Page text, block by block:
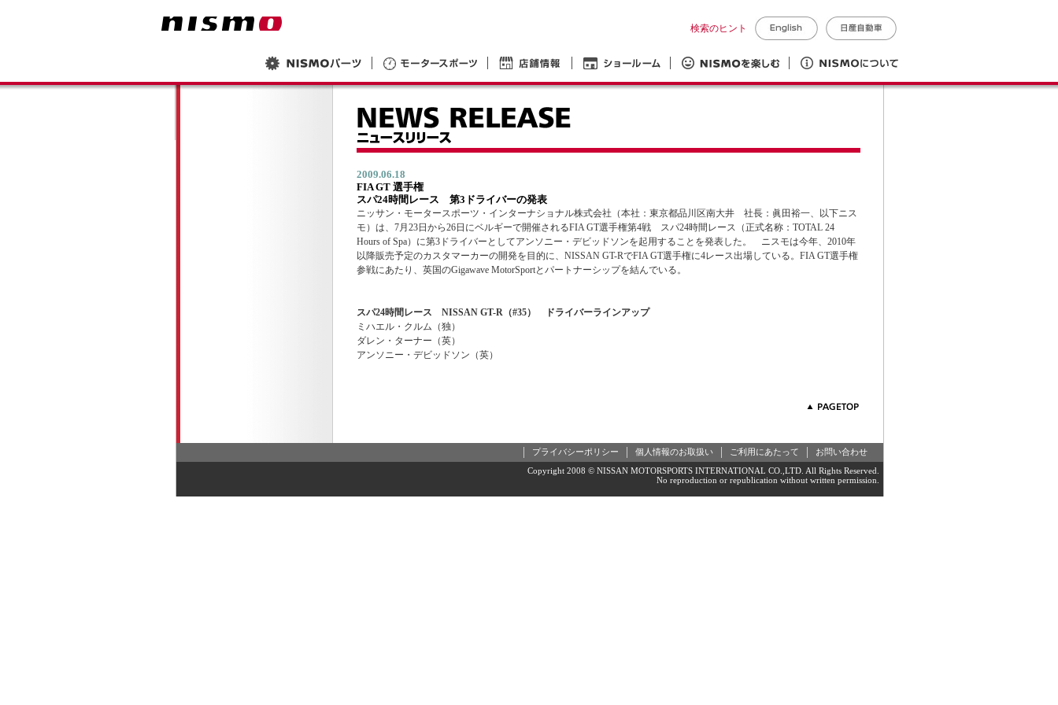
検索のヒント
2009.06.18
FIA GT 選手権
スパ24時間レース 第3ドライバーの発表
ニッサン・モータースポーツ・インターナショナル株式会社（本社：東京都品川区南大井 社長：眞田裕一、以下ニス
モ）は、7月23日から26日にベルギーで開催されるFIA GT選手権第4戦 スパ24時間レース（正式名称：TOTAL 24
Hours of Spa）に第3ドライバーとしてアンソニー・デビッドソンを起用することを発表した。 ニスモは今年、2010年
以降販売予定のカスタマーカーの開発を目的に、NISSAN GT-RでFIA GT選手権に4レース出場している。FIA GT選手権
参戦にあたり、英国のGigawave MotorSportとパートナーシップを結んでいる。
スパ24時間レース NISSAN GT-R（#35） ドライバーラインアップ
ミハエル・クルム（独）
ダレン・ターナー（英）
アンソニー・デビッドソン（英）
プライバシーポリシー 個人情報のお取扱い ご利用にあたって
お問い合わせ
Copyright 2008 © NISSAN MOTORSPORTS INTERNATIONAL CO.,LTD. All Rights Reserved.
No reproduction or republication without written permission.